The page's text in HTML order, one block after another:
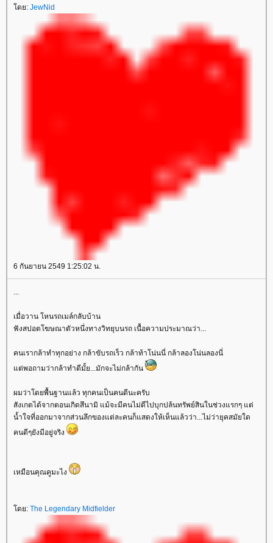
ดย: JewNid
6 กันยายน 2549 1:25:02 น.
...
เมื่อวาน โหนรถเมล์กลับบ้าน
ฟังสปอตโฆษณาตัวหนึ่งทางวิทยุบนรถ เนื้อความประมาณว่า...
คนเรากล้าทำทุกอย่าง กล้าขับรถเร็ว กล้าท้าโน่นนี่ กล้าลองโน่นลองนี่
ต่พอถามว่ากล้าทำดีมั้ย...มักจะไม่กล้ากัน
ผมว่าโดยพื้นฐานแล้ว ทุกคนเป็นคนดีนะครับ
สังเกตได้จากตอนเกิดสึนามิ แม้จะมีคนไม่ดีไปบุกปล้นทรัพย์สินในช่วงแรกๆ แต่
น้ำใจที่ออกมาจากส่วนลึกของแต่ละคนก็แสดงให้เห็นแล้วว่า...ไม่ว่ายุคสมัยใด
คนดีๆยังมีอยู่จริง
เหมือนคุณคูมะไง
ดย: The Legendary Midfielder